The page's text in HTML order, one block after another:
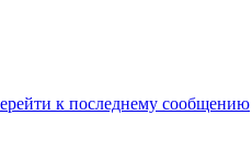
к последнему сообщению